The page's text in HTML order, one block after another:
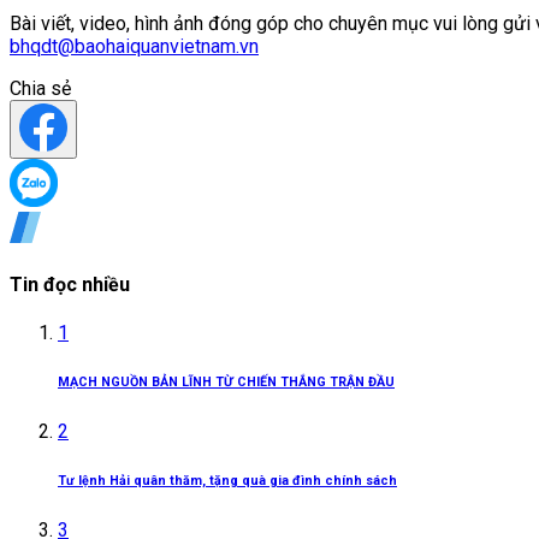
Bài viết, video, hình ảnh đóng góp cho chuyên mục vui lòng gửi
bhqdt@baohaiquanvietnam.vn
Chia sẻ
Tin đọc nhiều
1
MẠCH NGUỒN BẢN LĨNH TỪ CHIẾN THẮNG TRẬN ĐẦU
2
Tư lệnh Hải quân thăm, tặng quà gia đình chính sách
3